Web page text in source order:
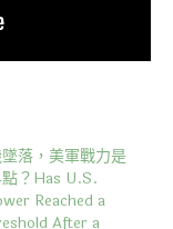
落，美軍戰力是
？Has U.S.
Reached a
After a